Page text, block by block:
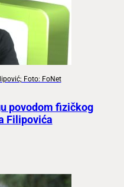
Foto: FoNet
povodom fizičkog
Filipovića